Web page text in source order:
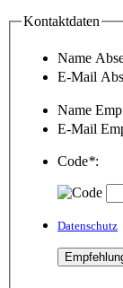
Kontaktdaten
Name
E-Mail
Name
E-Mail
Code*:
Datenschutz